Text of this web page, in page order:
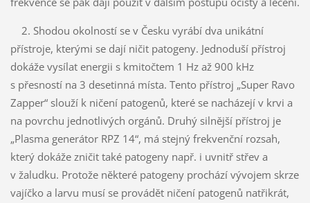
2. Shodou okolností se v Česku vyrábí dva unikátní
přístroje, kterými se dají ničit patogeny. Jednoduší přístroj
dokáže vysílat energii s kmitočtem 1 Hz až 900 kHz
s přesností na 3 desetinná místa. Tento přístroj „Super Ravo
Zapper“ slouží k ničení patogenů, které se nacházejí v krvi a
na povrchu jednotlivých orgánů. Druhý silnější přístroj je
„Plasma generátor RPZ 14“, má stejný frekvenční rozsah,
který dokáže zničit také patogeny např. i uvnitř střev a
v žaludku. Protože některé patogeny prochází vývojem skrze
vajíčko a larvu musí se provádět ničení patogenů natřikrát,